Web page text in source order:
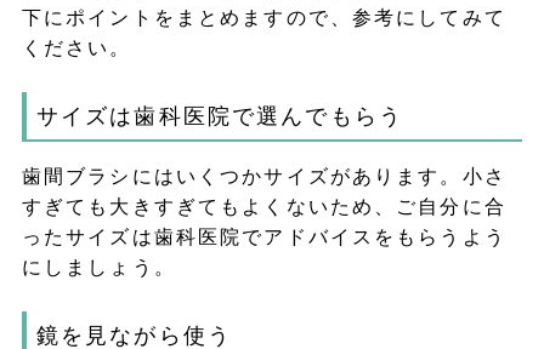
下にポイントをまとめますので、参考にしてみて
ください。
サイズは歯科医院で選んでもらう
歯間ブラシにはいくつかサイズがあります。小さ
すぎても大きすぎてもよくないため、ご自分に合
ったサイズは歯科医院でアドバイスをもらうよう
にしましょう。
鏡を見ながら使う